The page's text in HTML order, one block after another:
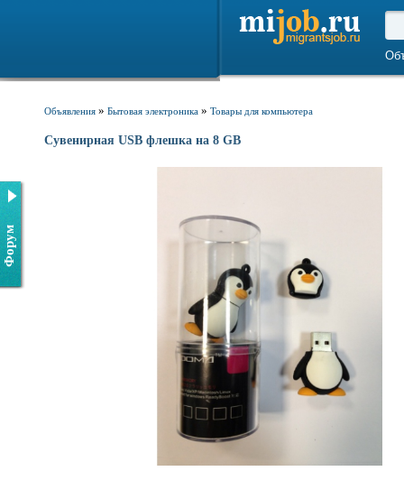
Форум
Объявления » Бытовая электроника » Товары для компьютера
Сувенирная USB флешка на 8 GB